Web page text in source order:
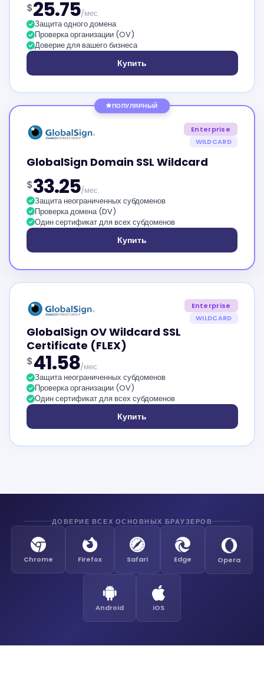
$25.75/мес.
Защита одного домена
Проверка организации (OV)
Доверие для вашего бизнеса
Купить
ПОПУЛЯРНЫЙ
Enterprise
WILDCARD
GlobalSign Domain SSL Wildcard
$33.25/мес.
Защита неограниченных субдоменов
Проверка домена (DV)
Один сертификат для всех субдоменов
Купить
Enterprise
WILDCARD
GlobalSign OV Wildcard SSL
Certificate (FLEX)
$41.58/мес.
Защита неограниченных субдоменов
Проверка организации (OV)
Один сертификат для всех субдоменов
Купить
ДОВЕРИЕ ВСЕХ ОСНОВНЫХ БРАУЗЕРОВ
Chrome Firefox Safari Edge Opera
Android iOS